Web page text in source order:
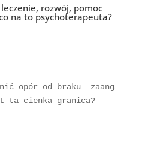
rozwój, pomoc
na to psychoterapeuta?
opór od braku
ta cienka granica?